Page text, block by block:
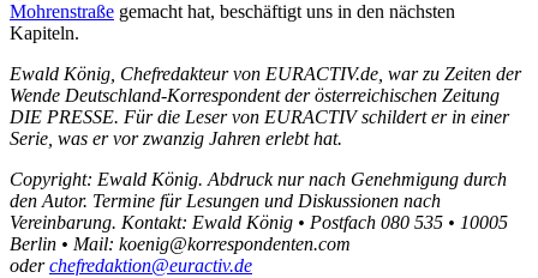
Mohrenstraße gemacht hat, beschäftigt uns in den nächsten
Kapiteln.
Ewald König, Chefredakteur von EURACTIV.de, war zu Zeiten der
Wende Deutschland-Korrespondent der österreichischen Zeitung
DIE PRESSE. Für die Leser von EURACTIV schildert er in einer
Serie, was er vor zwanzig Jahren erlebt hat.
Copyright: Ewald König. Abdruck nur nach Genehmigung durch
den Autor. Termine für Lesungen und Diskussionen nach
Vereinbarung. Kontakt: Ewald König • Postfach 080 535 • 10005
Berlin • Mail: koenig@korrespondenten.com
oderchefredaktion@euractiv.de